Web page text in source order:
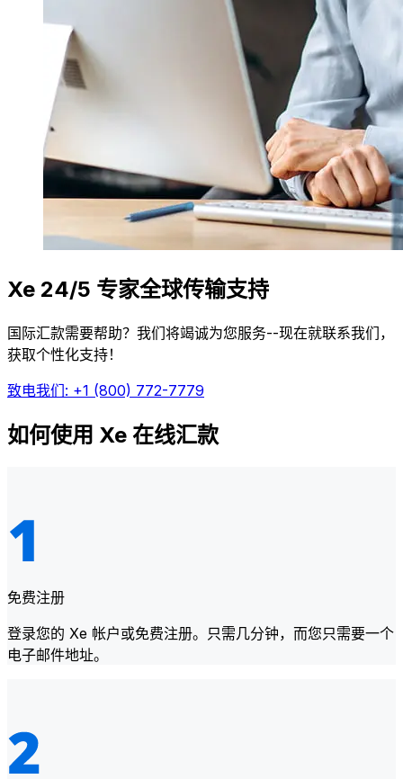
Xe 24/5 专家全球传输支持
国际汇款需要帮助？我们将竭诚为您服务--现在就联系我们，
获取个性化支持！
致电我们: +1 (800) 772-7779
如何使用 Xe 在线汇款
免费注册
登录您的 Xe 帐户或免费注册。只需几分钟，而您只需要一个
电子邮件地址。